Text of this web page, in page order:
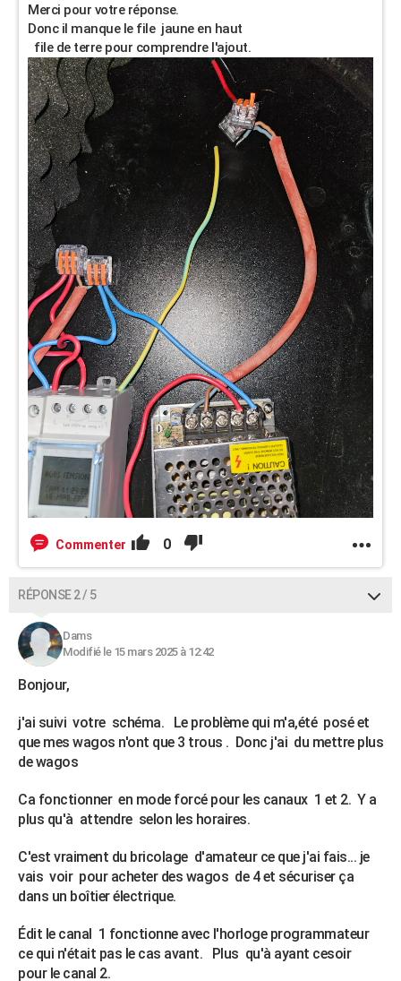
Merci pour votre réponse.
Donc il manque le file jaune en haut
file de terre pour comprendre l'ajout.
Commenter 0
RÉPONSE 2 / 5
Dams
Modifié le 15 mars 2025 à 12:42
Bonjour,
j'ai suivi votre schéma. Le problème qui m'a,été posé et
que mes wagos n'ont que 3 trous . Donc j'ai du mettre plus
de wagos
Ca fonctionner en mode forcé pour les canaux 1 et 2. Y a
plus qu'à attendre selon les horaires.
C'est vraiment du bricolage d'amateur ce que j'ai fais... je
vais voir pour acheter des wagos de 4 et sécuriser ça
dans un boîtier électrique.
Édit le canal 1 fonctionne avec l'horloge programmateur
ce qui n'était pas le cas avant. Plus qu'à ayant cesoir
pour le canal 2.